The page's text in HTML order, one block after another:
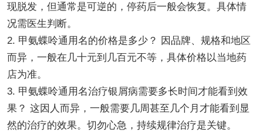
现脱发，但通常是可逆的，停药后一般会恢复。具体情
况需医生判断。
2. 甲氨蝶呤通用名的价格是多少？ 因品牌、规格和地区
而异，一般在几十元到几百元不等，具体价格以当地药
店为准。
3. 甲氨蝶呤通用名治疗银屑病需要多长时间才能看到效
果？ 这因人而异，一般需要几周甚至几个月才能看到显
然的治疗的效果。切勿心急，持续规律治疗是关键。